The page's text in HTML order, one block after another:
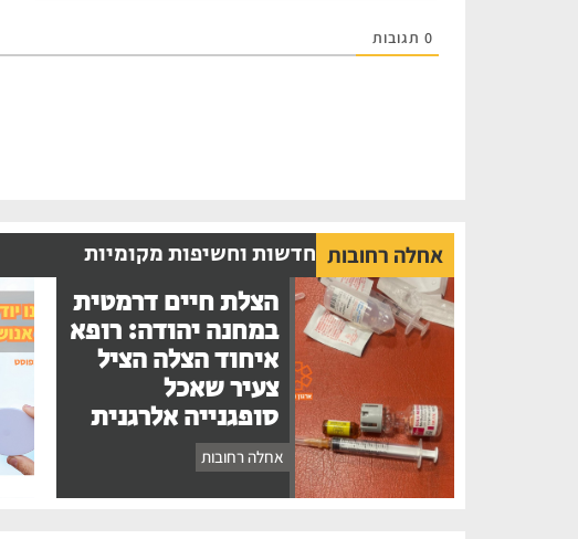
0 תגובות
אחלה רחובות חדשות וחשיפות מקומיות
הצלת חיים דרמטית
במחנה יהודה: רופא
איחוד הצלה הציל
צעיר שאכל
סופגנייה אלרגנית
אחלה רחובות